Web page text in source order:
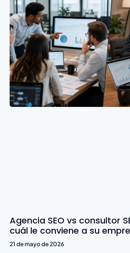
Agencia SEO vs consultor
cuál le conviene a su
21 de mayo de 2026